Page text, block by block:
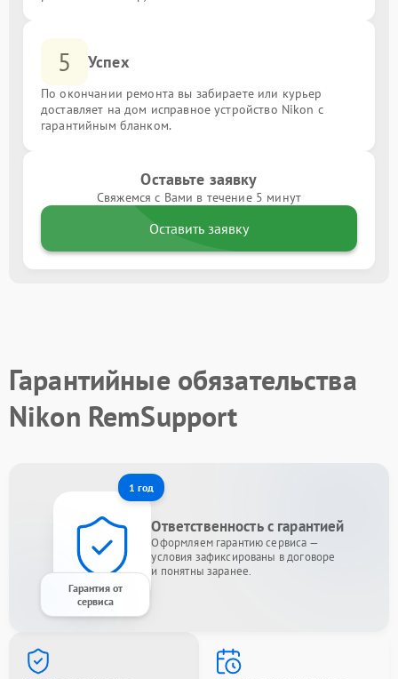
5 Успех
По окончании ремонта вы забираете или курьер
доставляет на дом исправное устройство Nikon с
гарантийным бланком.
Оставьте заявку
Свяжемся с Вами в течение 5 минут
Оставить заявку
Гарантийные обязательства
Nikon RemSupport
1 год
Гарантия от
сервиса
Ответственность с гарантией
Оформляем гарантию сервиса —
условия зафиксированы в договоре
и понятны заранее.